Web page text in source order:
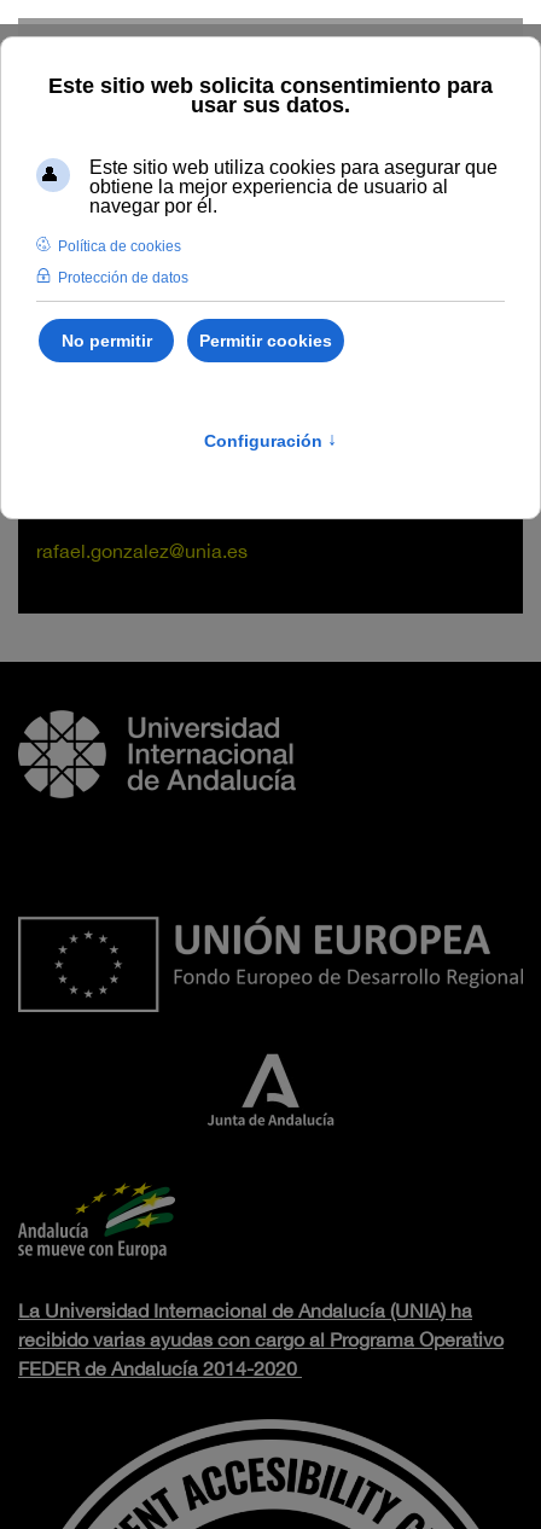
Home La UNIA Directorio
Área de Servicios Generales
Rafael González Mellado
Rafael González Mellado
rafael.gonzalez@unia.es
La Universidad Internacional de Andalucía (UNIA) ha
recibido varias ayudas con cargo al Programa Operativo
FEDER de Andalucía 2014-2020